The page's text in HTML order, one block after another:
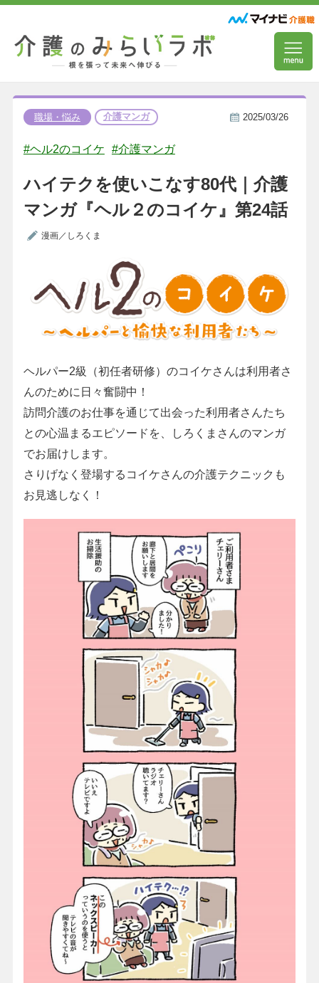
職場・悩み 介護マンガ 2025/03/26
#ヘル2のコイケ #介護マンガ
ハイテクを使いこなす80代｜介護
マンガ『ヘル２のコイケ』第24話
漫画／しろくま
ヘルパー2級（初任者研修）のコイケさんは利用者さ
んのために日々奮闘中！
訪問介護のお仕事を通じて出会った利用者さんたち
との心温まるエピソードを、しろくまさんのマンガ
でお届けします。
さりげなく登場するコイケさんの介護テクニックも
お見逃しなく！